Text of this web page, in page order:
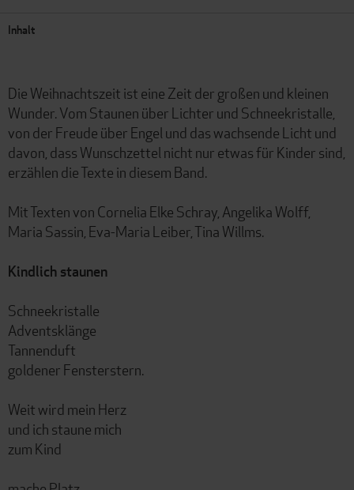
Inhalt
Die Weihnachtszeit ist eine Zeit der großen und kleinen
Wunder. Vom Staunen über Lichter und Schneekristalle,
von der Freude über Engel und das wachsende Licht und
davon, dass Wunschzettel nicht nur etwas für Kinder sind,
erzählen die Texte in diesem Band.
Mit Texten von Cornelia Elke Schray, Angelika Wolff,
Maria Sassin, Eva-Maria Leiber, Tina Willms.
Kindlich staunen
Schneekristalle
Adventsklänge
Tannenduft
goldener Fensterstern.
Weit wird mein Herz
und ich staune mich
zum Kind